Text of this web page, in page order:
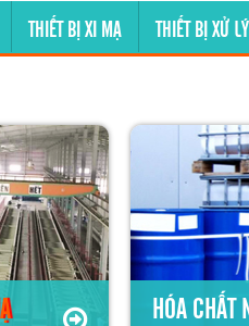
THIẾT BỊ XI MẠ THIẾT BỊ XỬ
HÓA CHẤT